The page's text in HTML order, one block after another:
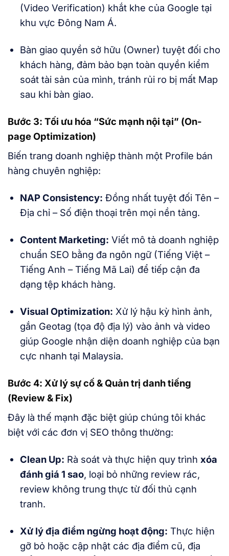
(Video Verification) khắt khe của Google tại
khu vực Đông Nam Á.
Bàn giao quyền sở hữu (Owner) tuyệt đối cho
khách hàng, đảm bảo bạn toàn quyền kiểm
soát tài sản của mình, tránh rủi ro bị mất Map
sau khi bàn giao.
Bước 3: Tối ưu hóa “Sức mạnh nội tại” (On-
page Optimization)
Biến trang doanh nghiệp thành một Profile bán
hàng chuyên nghiệp:
NAP Consistency: Đồng nhất tuyệt đối Tên –
Địa chỉ – Số điện thoại trên mọi nền tảng.
Content Marketing: Viết mô tả doanh nghiệp
chuẩn SEO bằng đa ngôn ngữ (Tiếng Việt –
Tiếng Anh – Tiếng Mã Lai) để tiếp cận đa
dạng tệp khách hàng.
Visual Optimization: Xử lý hậu kỳ hình ảnh,
gắn Geotag (tọa độ địa lý) vào ảnh và video
giúp Google nhận diện doanh nghiệp của bạn
cực nhanh tại Malaysia.
Bước 4: Xử lý sự cố & Quản trị danh tiếng
(Review & Fix)
Đây là thế mạnh đặc biệt giúp chúng tôi khác
biệt với các đơn vị SEO thông thường:
Clean Up: Rà soát và thực hiện quy trình xóa
đánh giá 1 sao, loại bỏ những review rác,
review không trung thực từ đối thủ cạnh
tranh.
Xử lý địa điểm ngừng hoạt động: Thực hiện
gỡ bỏ hoặc cập nhật các địa điểm cũ, địa